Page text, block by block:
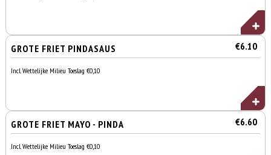
GROTE FRIET PINDASAUS €6.10
Incl. Wettelijke Milieu Toeslag €0,10
GROTE FRIET MAYO - PINDA €6.60
Incl. Wettelijke Milieu Toeslag €0,10